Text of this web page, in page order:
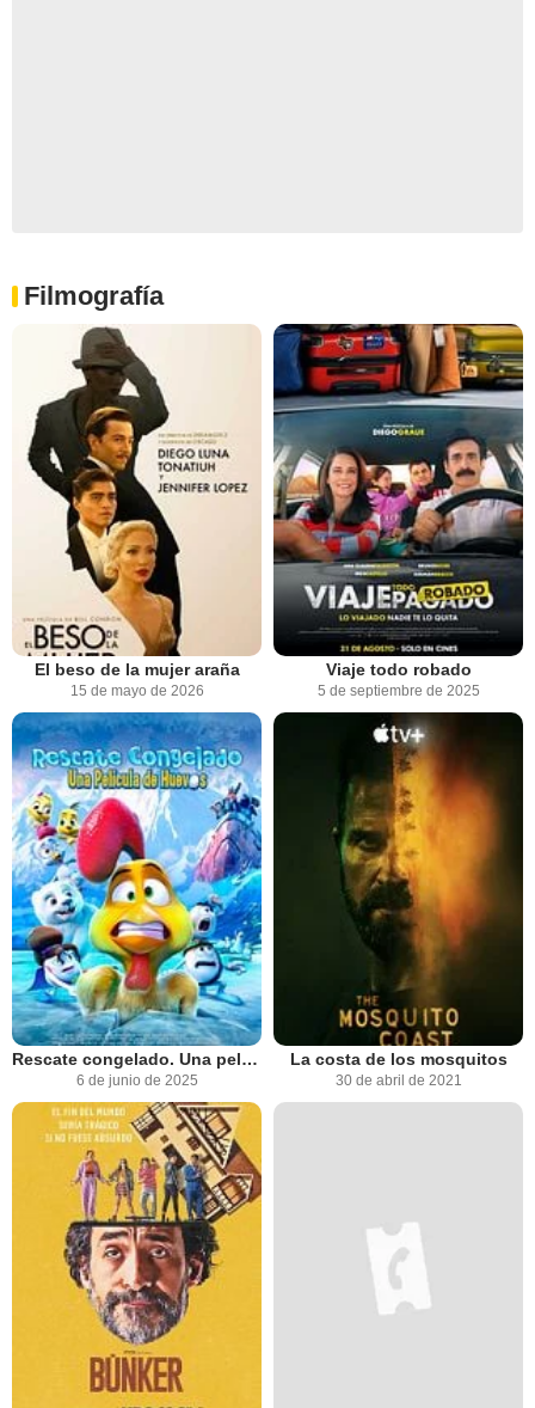
Filmografía
El beso de la mujer araña
15 de mayo de 2026
Viaje todo robado
5 de septiembre de 2025
Rescate congelado. Una película de huevos
6 de junio de 2025
La costa de los mosquitos
30 de abril de 2021